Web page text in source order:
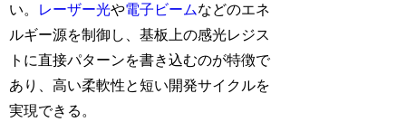
い。
レーザー光や電子ビームなどのエネ
ルギー源を制御し、基板上の感光レジス
トに直接パターンを書き込むのが特徴で
あり、高い柔軟性と短い開発サイクルを
実現できる。